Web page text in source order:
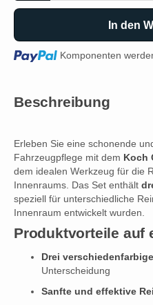
In den
Loading... Komponenten
Beschreibung
Erleben Sie eine schonende
Fahrzeugpflege mit dem Koch
dem idealen Werkzeug für die
Innenraums. Das Set enthält
speziell für unterschiedliche
Innenraum entwickelt wurden.
Produktvorteile auf
Drei
Unterscheidung
Sanfte und effektive